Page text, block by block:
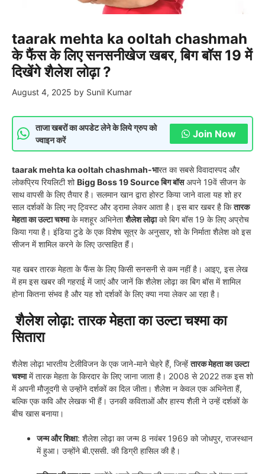
taarak mehta ka ooltah chashmah
के फैंस के लिए सनसनीखेज खबर, बिग बॉस 19 में
दिखेंगे शैलेश लोढ़ा ?
August 4, 2025 by Sunil Kumar
ताजा खबरों का अपडेट लेने के लिये ग्रुप को
ज्वाइन करें
Join Now
taarak mehta ka ooltah chashmah-भारत का सबसे विवादास्पद और
लोकप्रिय रियलिटी शोBigg Boss 19 Sourceबिग बॉसअपने 19वें सीजन के
साथ वापसी के लिए तैयार है। सलमान खान द्वारा होस्ट किया जाने वाला यह शो हर
साल दर्शकों के लिए नए ट्विस्ट और ड्रामा लेकर आता है। इस बार खबर है कितारक
मेहता का उल्टा चश्माके मशहूर अभिनेताशैलेश लोढ़ाको बिग बॉस 19 के लिए अप्रोच
किया गया है। इंडिया टुडे के एक विशेष सूत्र के अनुसार, शो के निर्माता शैलेश को इस
सीजन में शामिल करने के लिए उत्साहित हैं।
यह खबर तारक मेहता के फैंस के लिए किसी सनसनी से कम नहीं है। आइए, इस लेख
में हम इस खबर की गहराई में जाएं और जानें कि शैलेश लोढ़ा का बिग बॉस में शामिल
होना कितना संभव है और यह शो दर्शकों के लिए क्या नया लेकर आ रहा है।
शैलेश लोढ़ा: तारक मेहता का उल्टा चश्मा का
सितारा
शैलेश लोढ़ा भारतीय टेलीविजन के एक जाने-माने चेहरे हैं, जिन्हेंतारक मेहता का उल्टा
चश्मामें तारक मेहता के किरदार के लिए जाना जाता है। 2008 से 2022 तक इस शो
में अपनी मौजूदगी से उन्होंने दर्शकों का दिल जीता। शैलेश न केवल एक अभिनेता हैं,
बल्कि एक कवि और लेखक भी हैं। उनकी कविताओं और हास्य शैली ने उन्हें दर्शकों के
बीच खास बनाया।
जन्म और शिक्षा: शैलेश लोढ़ा का जन्म 8 नवंबर 1969 को जोधपुर, राजस्थान
में हुआ। उन्होंने बी.एससी. की डिग्री हासिल की है।